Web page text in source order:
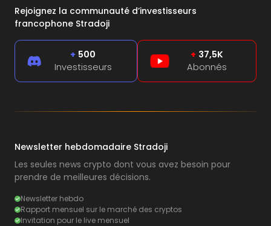
Rejoignez la communauté d’investisseurs
francophone Stradoji
+ 500
Investisseurs
+ 37,5K
Abonnés
Newsletter hebdomadaire Stradoji
Les seules news crypto dont vous avez besoin pour
prendre de meilleures décisions.
Newsletter hebdo
Rapport mensuel sur le marché des cryptos
Invitation pour le live mensuel